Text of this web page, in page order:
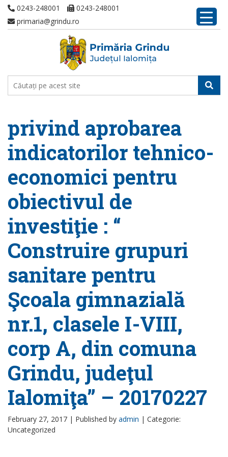
0243-248001
0243-248001
primaria@grindu.ro
privind aprobarea
indicatorilor tehnico-
economici pentru
obiectivul de
investiţie : “
Construire grupuri
sanitare pentru
Şcoala gimnazială
nr.1, clasele I-VIII,
corp A, din comuna
Grindu, judeţul
Ialomiţa” – 20170227
February 27, 2017 | Published by admin | Categorie:
Uncategorized